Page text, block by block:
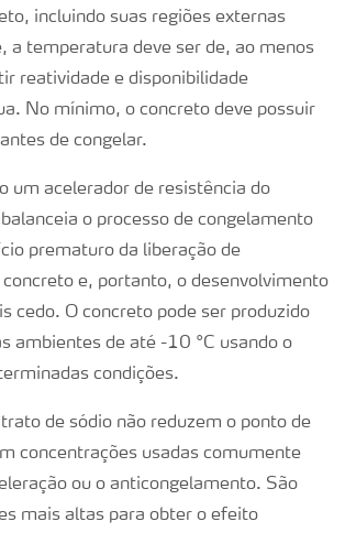
incluindo suas regiões externas
a temperatura deve ser de, ao menos
reatividade e disponibilidade
No mínimo, o concreto deve possuir
de congelar.
um acelerador de resistência do
o processo de congelamento
prematuro da liberação de
e, portanto, o desenvolvimento
cedo. O concreto pode ser produzido
ambientes de até -10 °C usando o
condições.
de sódio não reduzem o ponto de
concentrações usadas comumente
ou o anticongelamento. São
mais altas para obter o efeito